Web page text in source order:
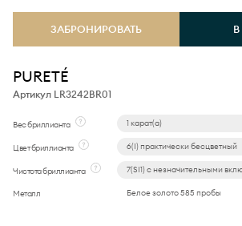
PURETÉ
Артикул LR3242BR01
Вес бриллианта 1 карат(а)
Цвет бриллианта 6(I) практически бесцветный
Чистота бриллианта 7(SI1) с незначительными
Металл Белое золото 585 пробы
ЗАБРОНИРОВАТЬ